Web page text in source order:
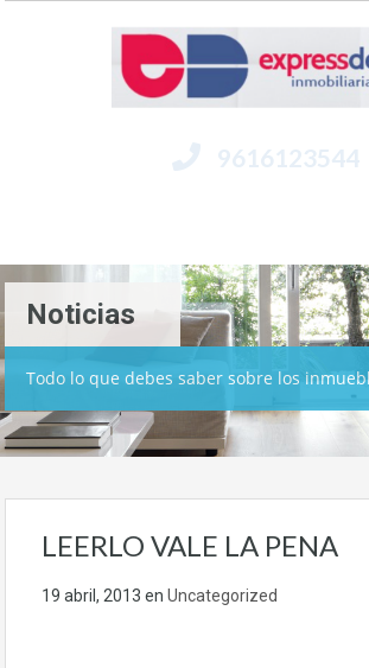
9616123544
Noticias
Todo lo que debes saber sobre los
LEERLO VALE LA PENA
19 abril, 2013 en Uncategorized